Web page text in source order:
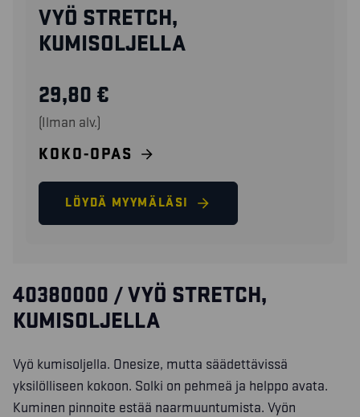
VYÖ STRETCH,
KUMISOLJELLA
29,80 €
(Ilman alv.)
KOKO-OPAS
LÖYDÄ MYYMÄLÄSI
40380000 / VYÖ STRETCH,
KUMISOLJELLA
Vyö kumisoljella. Onesize, mutta säädettävissä
yksilölliseen kokoon. Solki on pehmeä ja helppo avata.
Kuminen pinnoite estää naarmuuntumista. Vyön